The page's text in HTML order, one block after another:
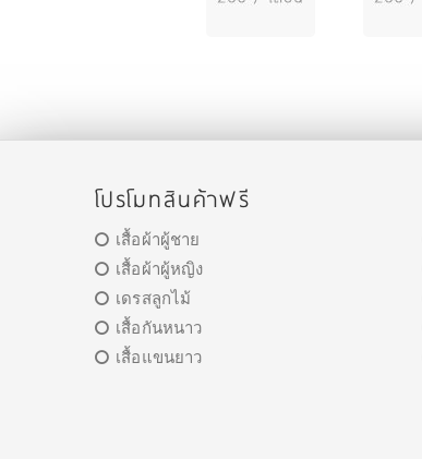
โปรโมทสินค้าฟรี
เสื้อผ้าผู้ชาย
เสื้อผ้าผู้หญิง
เดรสลูกไม้
เสื้อกันหนาว
เสื้อแขนยาว